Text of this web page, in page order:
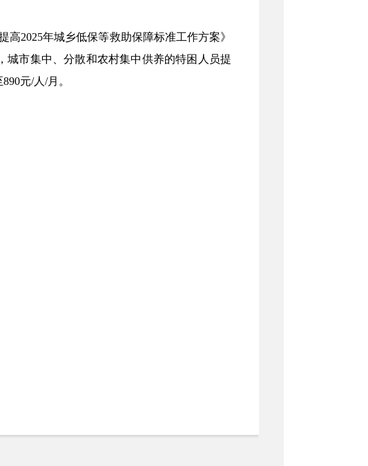
高2025年城乡低保等救助保障标准工作方案》
城市集中、分散和农村集中供养的特困人员提
元/人/月。